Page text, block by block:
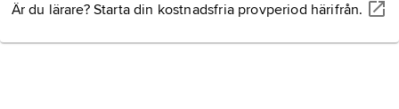
Är du lärare? Starta din kostnadsfria provperiod härifrån.